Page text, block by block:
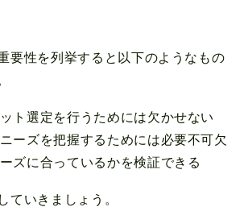
要性を列挙すると以下のようなもの
ト選定を行うためには欠かせない
ーズを把握するためには必要不可欠
ズに合っているかを検証できる
ていきましょう。